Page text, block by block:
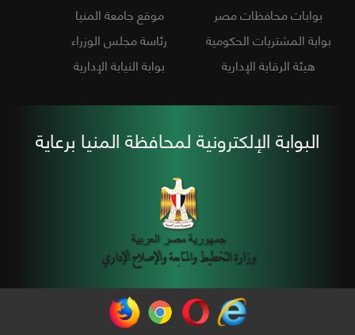
بوابات محافظات مصر
موقع جامعة المنيا
بوابة المشتريات الحكومية
رئاسة مجلس الوزراء
هيئة الرقابة الإدارية
بوابة النيابة الإدارية
البوابة الإلكترونية لمحافظة المنيا برعاية